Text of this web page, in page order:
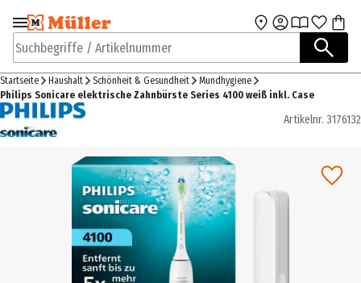
Zur Navigation
springen
Zum Hauptinhalt
Suchbegriffe / Artikelnummer
Startseite Haushalt Schönheit & Gesundheit
Mundhygiene
Philips Sonicare elektrische Zahnbürste Series 4100 weiß inkl. Case
Artikelnr. 3176132